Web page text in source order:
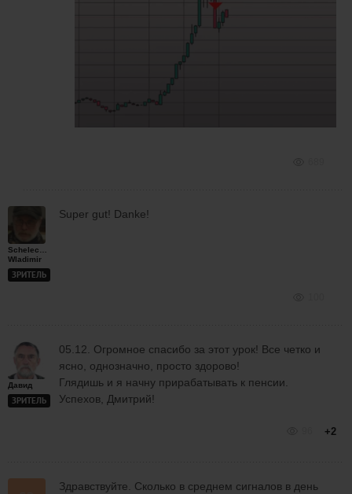
Schelechow
Wladimir
ЗРИТЕЛЬ
Super gut! Danke!
Давид
ЗРИТЕЛЬ
05.12. Огромное спасибо за этот урок! Все четко и
ясно, однозначно, просто здорово!
Глядишь и я начну прирабатывать к пенсии.
Успехов, Дмитрий!
+2
Здравствуйте. Сколько в среднем сигналов в день